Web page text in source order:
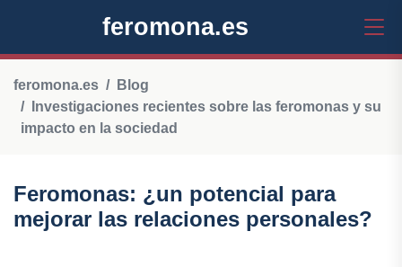
feromona.es
feromona.es
Blog
Investigaciones recientes sobre las feromonas y su
impacto en la sociedad
Feromonas: ¿un potencial para
mejorar las relaciones personales?